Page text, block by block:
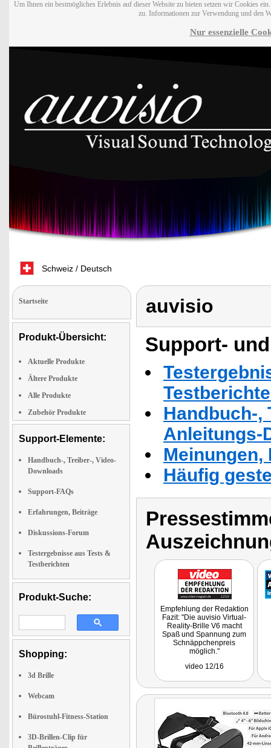
Um Ihnen ein bestmögliches Erlebnis auf dieser Website zu bieten setzen wir Cookies
zu. Informationen zur Verwendung und den
Nur essenzielle
Schweiz / Deutsch
Startseite
Produkt-Übersicht:
Aktuelle Produkte
Ältere Produkte
Alle Produkte
Zubehör Produkte
Support-Elemente:
Handbuch-, Treiber-, Video-
Downloads
Support-FAQs
Erfahrungen, Beiträge
Diskussions-Forum
Testergebnisse aus Tests &
Testberichten
Produkt-Suche:
Shopping:
3d Brille
Webcam
Bürostuhl-Fitness-Station
3D-Brillen-Clip für
auvisio
Support-
Handbuch-,
Anleitungs-
Häufig
Empfehlung der Redaktion
Fazit: "Die auvisio Virtual-
Reality-Brille V6 macht
Spaß und Spannung zum
Schnäppchenpreis
möglich."
video 12/16